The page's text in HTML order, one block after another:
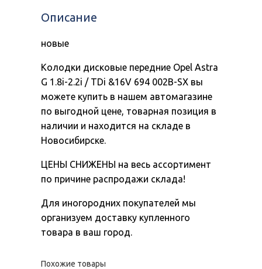
Описание
новые
Колодки дисковые передние Opel Astra
G 1.8i-2.2i / TDi &16V 694 002B-SX вы
можете купить в нашем автомагазине
по выгодной цене, товарная позиция в
наличии и находится на складе в
Новосибирске.
ЦЕНЫ СНИЖЕНЫ на весь ассортимент
по причине распродажи склада!
Для иногородних покупателей мы
организуем доставку купленного
товара в ваш город.
Похожие товары